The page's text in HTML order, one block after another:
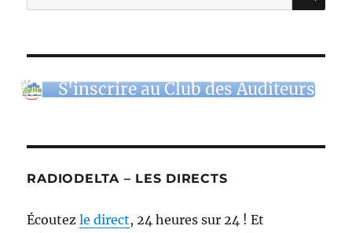
pour :
S'inscrire au Club des Auditeurs
RADIODELTA – LES DIRECTS
Écoutezle direct, 24 heures sur 24 ! Et